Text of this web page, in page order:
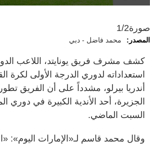
صورة1/2
المصدر: محمد فاضل - دبي
كشف مشرف فريق يونايتد، اللاعب
استعداداته لدوري الدرجة الأولى لكرة
أندريا بيرلو، مشدداً على أن الفريق
الجزيرة، أحد الأندية الكبيرة في دوري
السبت الماضي.
وقال محمد قاسم لـ«الإمارات اليوم»: